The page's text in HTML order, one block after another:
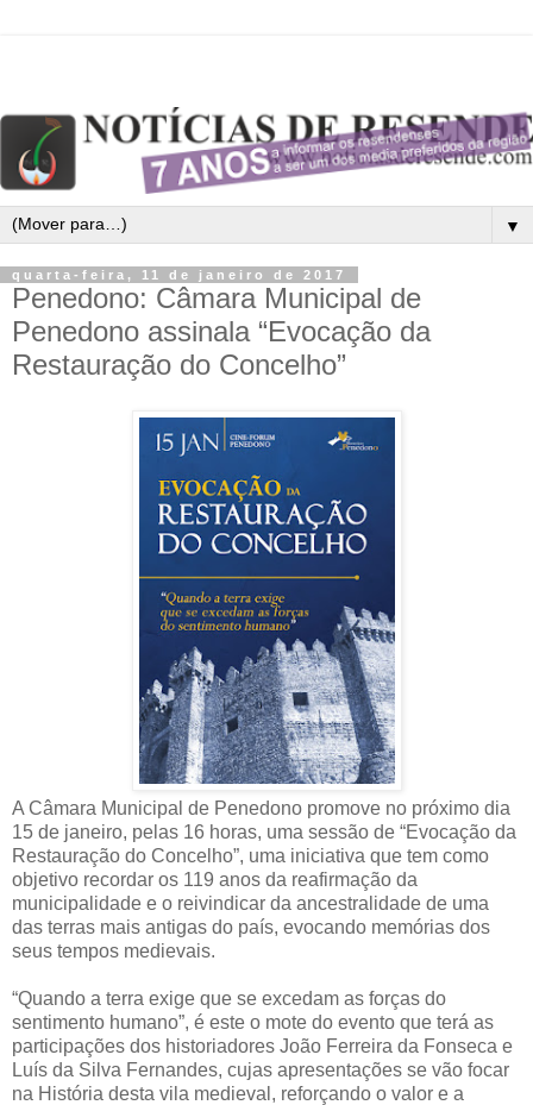
▼
quarta-feira, 11 de janeiro de 2017
Penedono: Câmara Municipal de
Penedono assinala “Evocação da
Restauração do Concelho”
A Câmara Municipal de Penedono promove no próximo dia
15 de janeiro, pelas 16 horas, uma sessão de “Evocação da
Restauração do Concelho”, uma iniciativa que tem como
objetivo recordar os 119 anos da reafirmação da
municipalidade e o reivindicar da ancestralidade de uma
das terras mais antigas do país, evocando memórias dos
seus tempos medievais.
“Quando a terra exige que se excedam as forças do
sentimento humano”, é este o mote do evento que terá as
participações dos historiadores João Ferreira da Fonseca e
Luís da Silva Fernandes, cujas apresentações se vão focar
na História desta vila medieval, reforçando o valor e a